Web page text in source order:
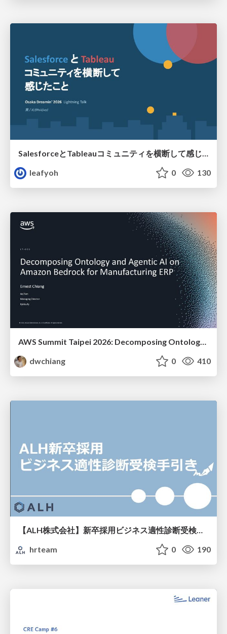
leafyoh
0 130
AWS Summit Taipei 2026: Decomposing Ontology and Agentic AI - Using Amazon Bedrock to Bring Living Water to Manufacturing ERP
dwchiang
0 410
【ALH株式会社】新卒採用ビジネス適性診断受検手引き
hrteam
0 190